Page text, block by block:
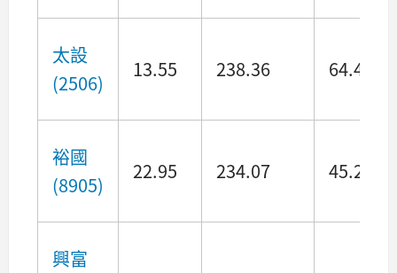
太設
(2506)
13.55 238.36 64.48
裕國
(8905)
22.95 234.07 45.27
興富